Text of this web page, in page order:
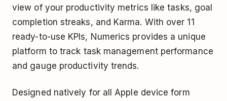
view of your productivity metrics like tasks, goal
completion streaks, and Karma. With over 11
ready-to-use KPIs, Numerics provides a unique
platform to track task management performance
and gauge productivity trends.
Designed natively for all Apple device form